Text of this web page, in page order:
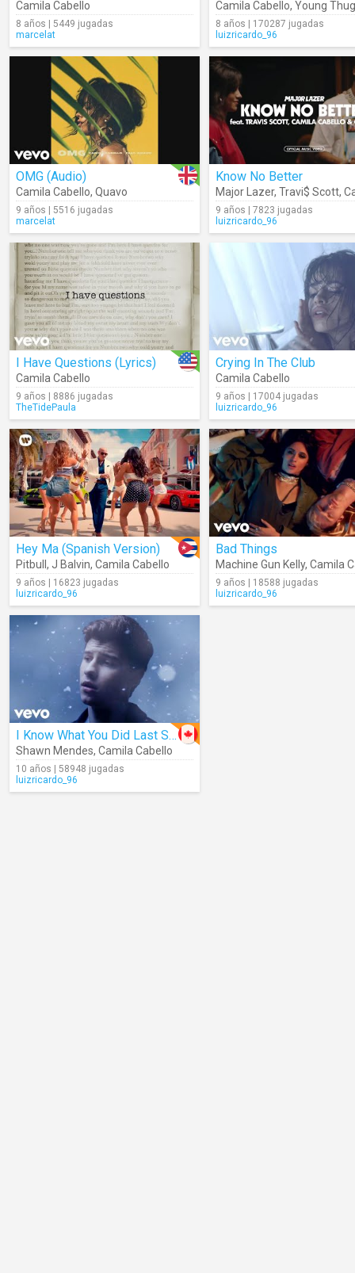
Camila Cabello
8 años | 5449 jugadas
marcelat
Camila Cabello, Young Thug
8 años | 170287 jugadas
luizricardo_96
OMG (Audio)
Camila Cabello, Quavo
9 años | 5516 jugadas
marcelat
Know No Better
Major Lazer, Travi$ Scott,
9 años | 7823 jugadas
luizricardo_96
I Have Questions (Lyrics)
Camila Cabello
9 años | 8886 jugadas
TheTidePaula
Crying In The Club
Camila Cabello
9 años | 17004 jugadas
luizricardo_96
Hey Ma (Spanish Version)
Pitbull , J Balvin, Camila Cabello
9 años | 16823 jugadas
luizricardo_96
Bad Things
Machine Gun Kelly, Camila
9 años | 18588 jugadas
luizricardo_96
I Know What You Did Last Summer
Shawn Mendes, Camila Cabello
10 años | 58948 jugadas
luizricardo_96